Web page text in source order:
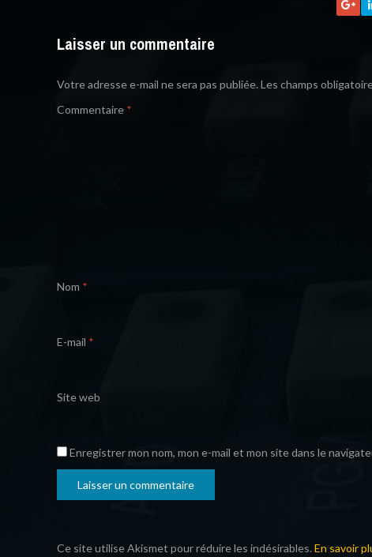
Laisser un commentaire
Votre adresse e-mail ne sera pas publiée.Les champs
Commentaire *
Nom *
E-mail *
Site web
Enregistrer mon nom, mon e-mail et mon site dans le
Ce site utilise Akismet pour réduire les indésirables. En savoir